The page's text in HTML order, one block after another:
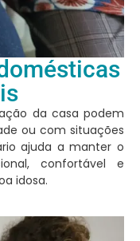
da casa podem
ou com situações
ajuda a manter o
confortável e
idosa.